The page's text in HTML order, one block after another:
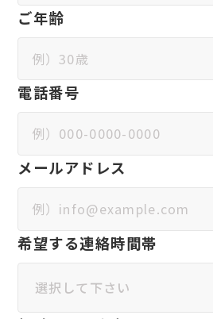
ご年齢
電話番号
メールアドレス
希望する連絡時間帯